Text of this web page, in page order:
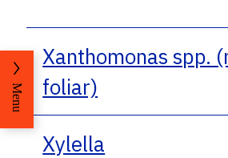
Xanthomonas spp.
foliar)
Xylella
Menu